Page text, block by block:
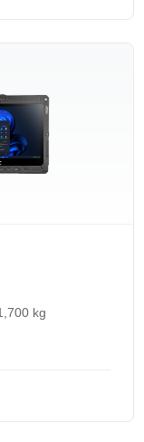
kg